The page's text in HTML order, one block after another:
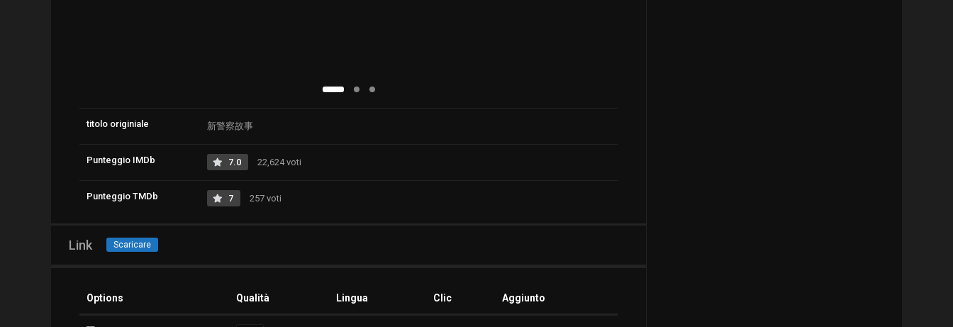
titolo originiale 新警察故事
Punteggio IMDb 7.0 22,624 voti
Punteggio TMDb 7 257 voti
Link Scaricare
Options Qualità Lingua Clic Aggiunto